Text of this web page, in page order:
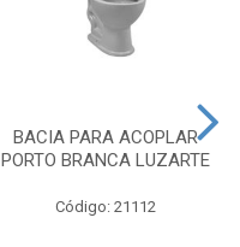
BACIA PARA ACOPLAR
PORTO BRANCA LUZARTE
Código: 21112